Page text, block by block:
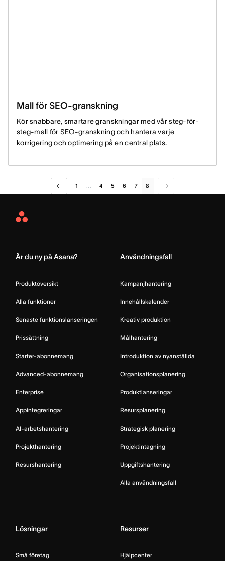
Mall för SEO-granskning
Kör snabbare, smartare granskningar med vår steg-för-
steg-mall för SEO-granskning och hantera varje
korrigering och optimering på en central plats.
1 ... 4 5 6 7 8
Asana
Är du ny på Asana?
Produktöversikt
Alla funktioner
Senaste funktionslanseringen
Prissättning
Starter-abonnemang
Advanced-abonnemang
Enterprise
Appintegreringar
AI-arbetshantering
Projekthantering
Resurshantering
Användningsfall
Kampanjhantering
Innehållskalender
Kreativ produktion
Målhantering
Introduktion av nyanställda
Organisationsplanering
Produktlanseringar
Resursplanering
Strategisk planering
Projektintagning
Uppgiftshantering
Alla användningsfall
Lösningar
Små företag
Resurser
Hjälpcenter